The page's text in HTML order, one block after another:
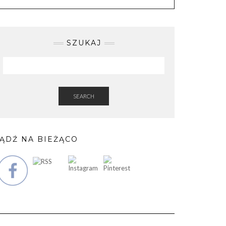
SZUKAJ
SEARCH
NA BIEŻĄCO